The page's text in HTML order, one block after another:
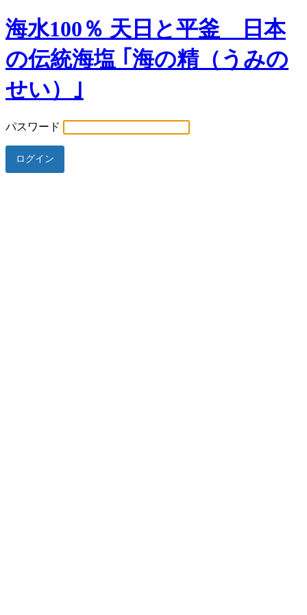
海水100％ 天日と平釜 日本
の伝統海塩 ｢海の精（うみの
せい）｣
パスワード